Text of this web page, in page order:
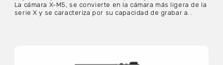
La cámara X-M5, se convierte en la cámara más ligera de la
serie X y se caracteriza por su capacidad de grabar a...